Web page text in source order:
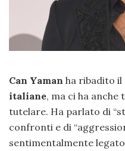
Can Yaman ha ribadito
italiane, ma ci ha anche
tutelare. Ha parlato di
confronti e di
sentimentalmente